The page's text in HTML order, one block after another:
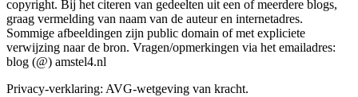
copyright. Bij het citeren van gedeelten uit een of meerdere blogs,
graag vermelding van naam van de auteur en internetadres.
Sommige afbeeldingen zijn public domain of met expliciete
verwijzing naar de bron. Vragen/opmerkingen via het emailadres:
blog (@) amstel4.nl
Privacy-verklaring: AVG-wetgeving van kracht.